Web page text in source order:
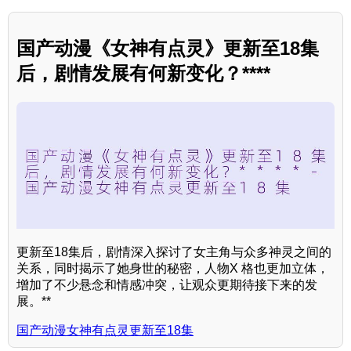
国产动漫《女神有点灵》更新至18集
后，剧情发展有何新变化？****
更新至18集后，剧情深入探讨了女主角与众多神灵之间的
关系，同时揭示了她身世的秘密，人物X 格也更加立体，
增加了不少悬念和情感冲突，让观众更期待接下来的发
展。**
国产动漫女神有点灵更新至18集